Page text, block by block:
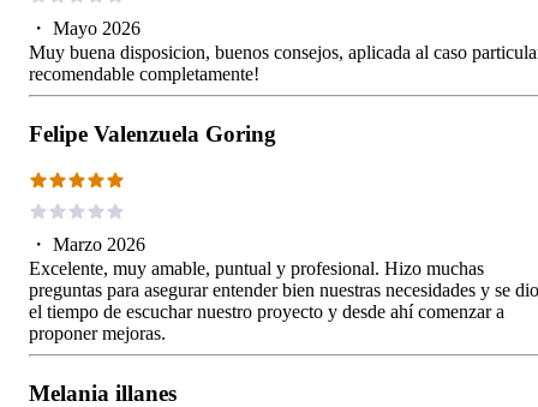
・ Mayo 2026
Muy buena disposicion, buenos consejos, aplicada al caso
recomendable completamente!
Felipe Valenzuela Goring
・ Marzo 2026
Excelente, muy amable, puntual y profesional. Hizo muchas
preguntas para asegurar entender bien nuestras necesidades y se dio
el tiempo de escuchar nuestro proyecto y desde ahí comenzar a
proponer mejoras.
Melania illanes